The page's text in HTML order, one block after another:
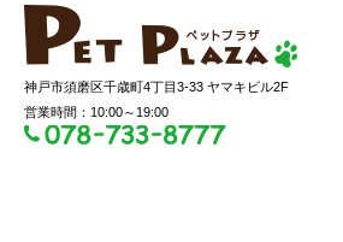
神戸市須磨区千歳町4丁目3-33 ヤマキビル2F
営業時間：10:00～19:00